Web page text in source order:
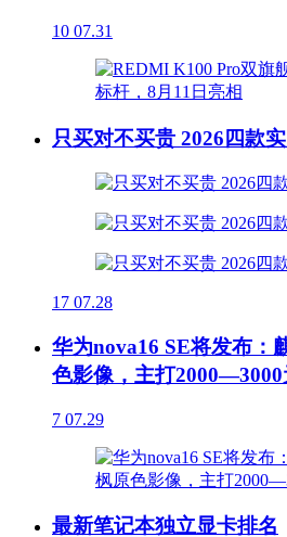
10 07.31
只买对不买贵 2026四款
17 07.28
华为nova16 SE将发布：
色影像，主打2000—3000
7 07.29
最新笔记本独立显卡排名